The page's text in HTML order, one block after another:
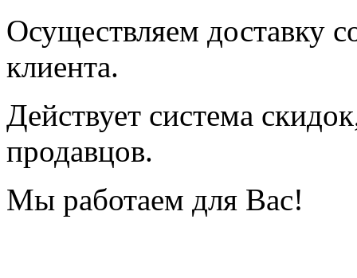
Осуществляем доставку
клиента.
Действует система
продавцов.
Мы работаем для Вас!